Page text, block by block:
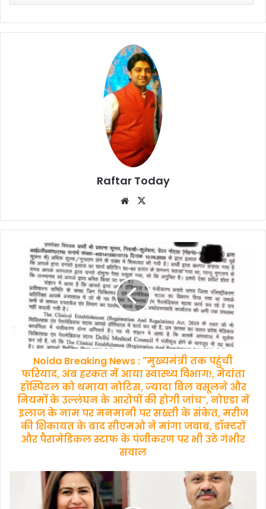
Raftar Today
Website
Noida
Breaking
News
"मुख्यमंत्री
फरियाद,
आया
स्वास्थ्य
विभाग!,
मेदांता
हॉस्पिटल
Noida Breaking News : "मुख्यमंत्री तक पहुंची
फरियाद, अब हरकत में आया स्वास्थ्य विभाग!, मेदांता
हॉस्पिटल को थमाया नोटिस, ज्यादा बिल वसूलने और
नियमों के उल्लंघन के आरोपों की होगी जांच", नोएडा में
इलाज के नाम पर मनमानी पर सख्ती के संकेत, मरीज
की शिकायत के बाद सीएमओ ने मांगा जवाब, डॉक्टरों
और पैरामेडिकल स्टाफ के पंजीकरण पर भी उठे गंभीर
सवाल